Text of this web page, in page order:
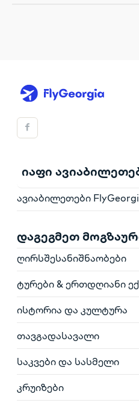
იაფი
ავიაბილეთები
დაგეგმეთ
ღირსშესანიშნაობები
ტურები & ერთდღიანი
ისტორია და კულტურა
თავგადასავალი
საკვები და სასმელი
კრუიზები